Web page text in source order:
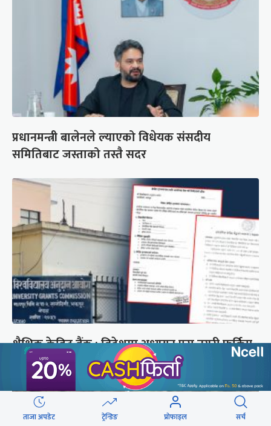
प्रधानमन्त्री बालेनले ल्याएको विधेयक संसदीय
समितिबाट जस्ताको तस्तै सदर
शैक्षिक क्रेडिट बैंक : विदेशमा अध्ययन पूरा नगरी फर्किए
नेपालमा निरन्तरता
ताजा अपडेट ट्रेन्डिङ प्रोफाइल सर्च